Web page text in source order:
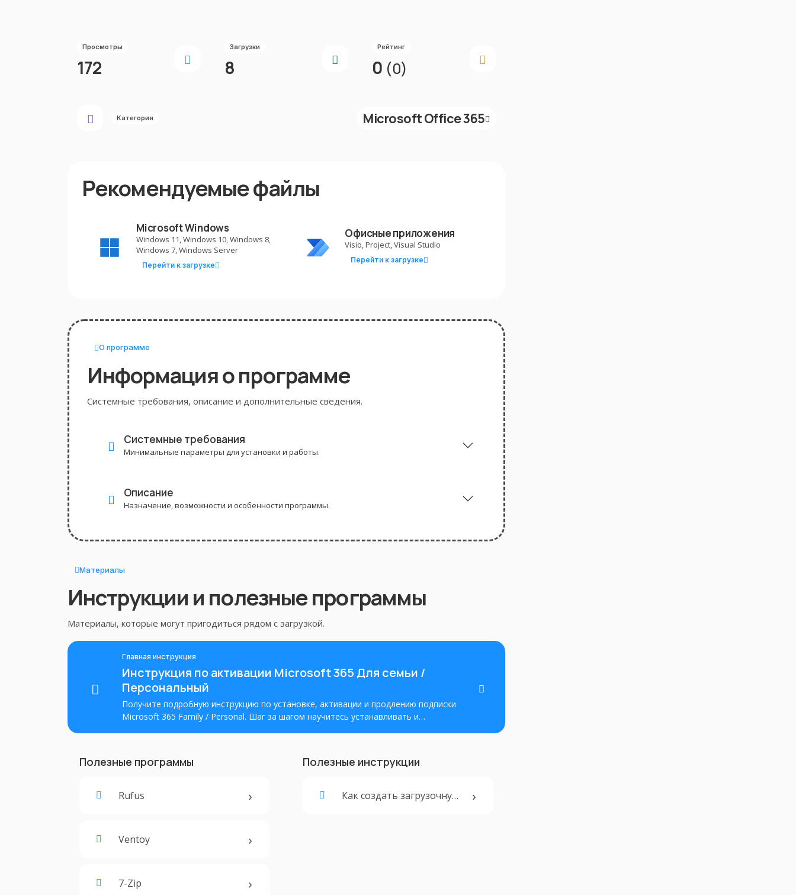
Просмотры
172
Загрузки
8
Рейтинг
0 (0)
Категория Microsoft Office 365
Рекомендуемые файлы
Microsoft Windows
Windows 11, Windows 10, Windows 8,
Windows 7, Windows Server
Перейти к загрузке
Офисные приложения
Visio, Project, Visual Studio
Перейти к загрузке
О программе
Информация о программе
Системные требования, описание и дополнительные сведения.
Системные требования
Минимальные параметры для установки и работы.
Описание
Назначение, возможности и особенности программы.
Материалы
Инструкции и полезные программы
Материалы, которые могут пригодиться рядом с загрузкой.
Главная инструкция
Инструкция по активации Microsoft 365 Для семьи /
Персональный
Получите подробную инструкцию по установке, активации и продлению подписки
Microsoft 365 Family / Personal. Шаг за шагом научитесь устанавливать и
Полезные программы
Rufus
Ventoy
7-Zip
Полезные инструкции
Как создать загрузочную флешку